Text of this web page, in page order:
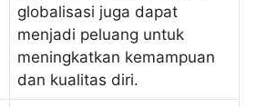
globalisasi juga dapat
menjadi peluang untuk
meningkatkan kemampuan
dan kualitas diri.